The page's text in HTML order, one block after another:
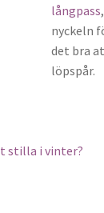
långpass
nyckeln
det bra
löpspår.
stilla i vinter?